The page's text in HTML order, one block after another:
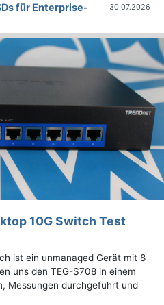
für Enterprise-
30.07.2026
10G Switch Test
ist ein unmanaged Gerät mit 8
uns den TEG-S708 in einem
Messungen durchgeführt und